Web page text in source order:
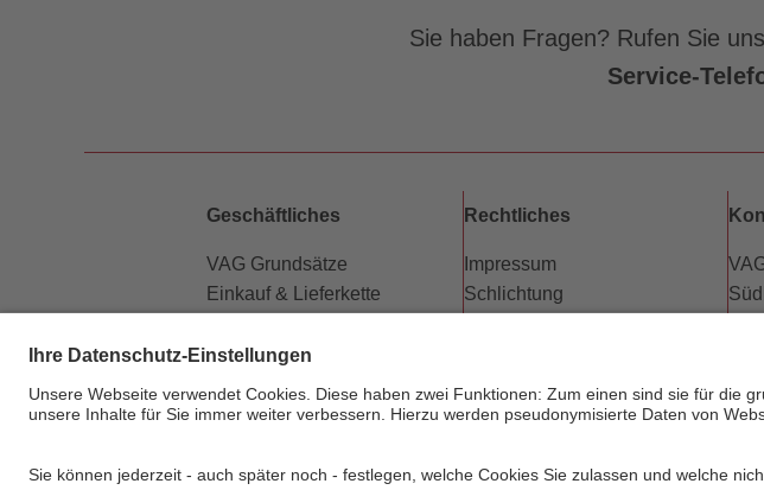
Sie haben Fragen? Rufen Sie
Service-
Geschäftliches
VAG Grundsätze
Einkauf & Lieferkette
Vermietung Werbeflächen
Newsletter
Rechtliches
Impressum
Schlichtung
Fahrgastrechte
Sitemap